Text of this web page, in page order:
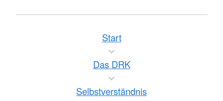
Start
Das DRK
Selbstverständnis